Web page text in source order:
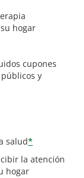
hogar
cupones
y
salud*
la atención
hogar